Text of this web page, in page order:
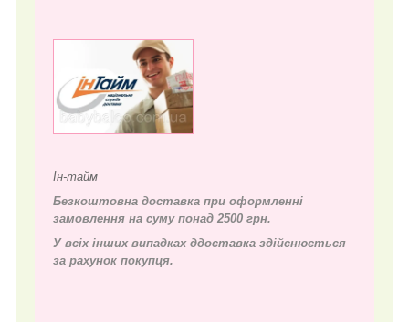
Ін-тайм
Безкоштовна доставка при оформленні
замовлення на суму понад 2500 грн.
У всіх інших випадках ддоставка здійснюється
за рахунок покупця.